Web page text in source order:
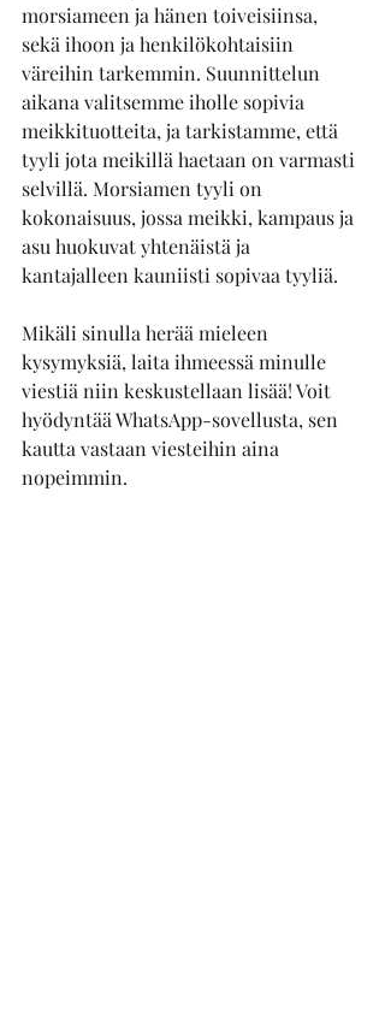
morsiameen ja hänen toiveisiinsa,
sekä ihoon ja henkilökohtaisiin
väreihin tarkemmin. Suunnittelun
aikana valitsemme iholle sopivia
meikkituotteita, ja tarkistamme, että
tyyli jota meikillä haetaan on varmasti
selvillä. Morsiamen tyyli on
kokonaisuus, jossa meikki, kampaus ja
asu huokuvat yhtenäistä ja
kantajalleen kauniisti sopivaa tyyliä.
Mikäli sinulla herää mieleen
kysymyksiä, laita ihmeessä minulle
viestiä niin keskustellaan lisää! Voit
hyödyntää WhatsApp-sovellusta, sen
kautta vastaan viesteihin aina
nopeimmin.